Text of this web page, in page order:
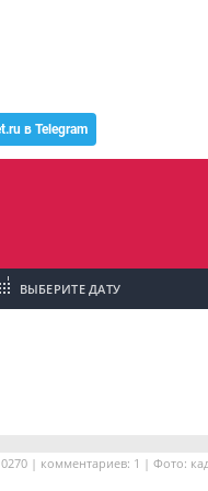
в Telegram
ВЫБЕРИТЕ ДАТУ
| комментариев: 1 | Фото: